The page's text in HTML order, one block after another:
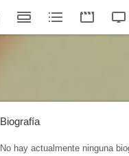
Biografía
No hay actualmente ninguna